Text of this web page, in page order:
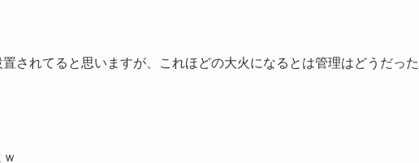
されてると思いますが、これほどの大火になるとは管理はどうだった